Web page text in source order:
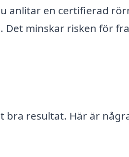
anlitar en certifierad
minskar risken för
bra resultat. Här är